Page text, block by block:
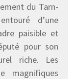
du Tarn-
d’une
paisible et
pour son
riche. Les
magnifiques